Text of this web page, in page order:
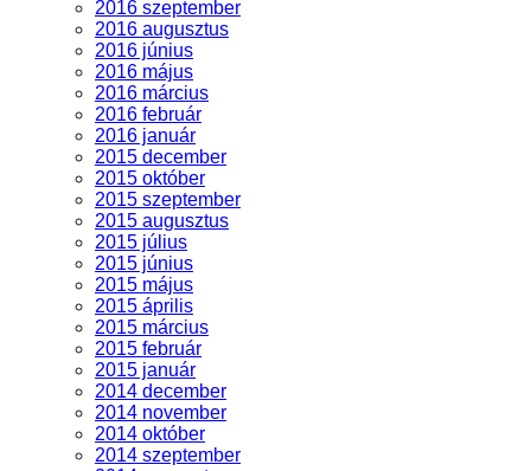
2016 szeptember
2016 augusztus
2016 június
2016 május
2016 március
2016 február
2016 január
2015 december
2015 október
2015 szeptember
2015 augusztus
2015 július
2015 június
2015 május
2015 április
2015 március
2015 február
2015 január
2014 december
2014 november
2014 október
2014 szeptember